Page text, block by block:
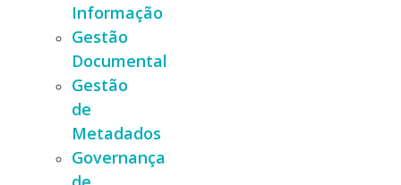
Informação
Gestão
Documental
Gestão
de
Metadados
Governança